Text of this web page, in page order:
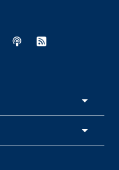
in nuova finestra
in nuova finestra
- Apertura in
esterno - Apertura in
- Sito esterno -
- Sito esterno -
Spreaker - Sito
Feed RSS -